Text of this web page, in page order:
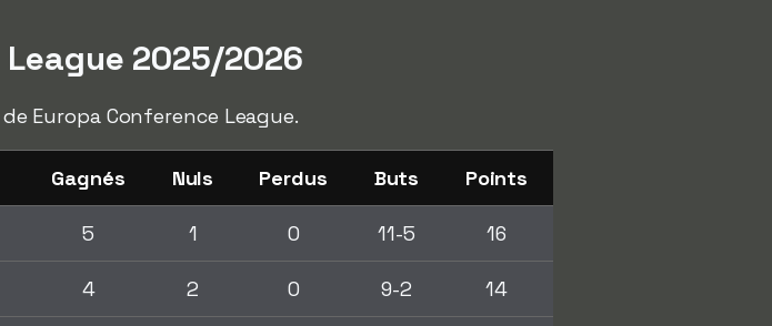
2025/2026
Europa Conference League.
Gagnés Nuls Perdus Buts Points
5 1 0 11-5 16
4 2 0 9-2 14